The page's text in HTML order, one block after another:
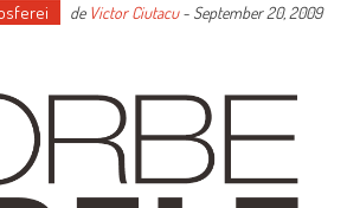
de Victor Ciutacu- September 20, 2009